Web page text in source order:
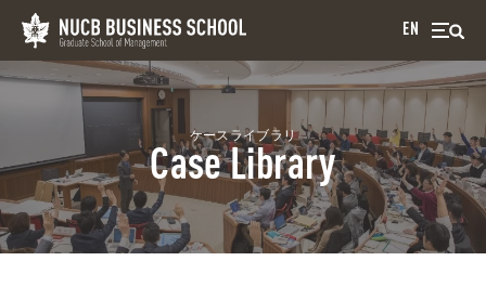
EN
ケースライブラリ
Case Library